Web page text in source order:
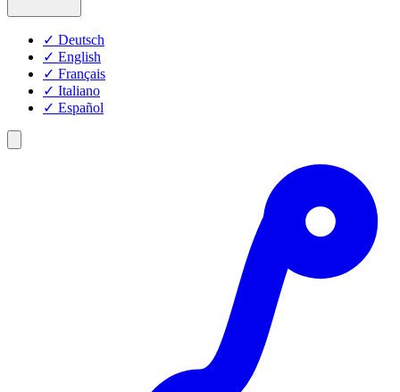
✓ Deutsch
✓ English
✓ Français
✓ Italiano
✓ Español